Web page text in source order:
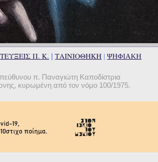
Π. Κ. | ΤΑΙΝΙΟΘΗΚΗ | ΨΗΦΙΑΚΗ
π. Παναγιώτη Καποδίστρια
κυρωμένη από τον νόμο 100/1975.